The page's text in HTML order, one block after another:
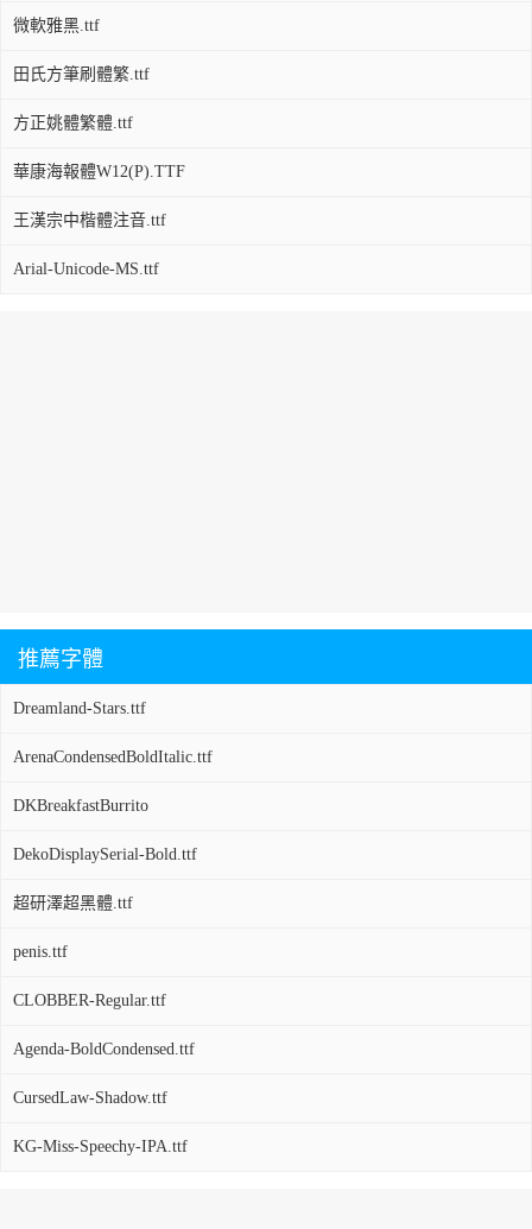
微軟雅黑.ttf
田氏方筆刷體繁.ttf
方正姚體繁體.ttf
華康海報體W12(P).TTF
王漢宗中楷體注音.ttf
Arial-Unicode-MS.ttf
推薦字體
Dreamland-Stars.ttf
ArenaCondensedBoldItalic.ttf
DKBreakfastBurrito
DekoDisplaySerial-Bold.ttf
超研澤超黑體.ttf
penis.ttf
CLOBBER-Regular.ttf
Agenda-BoldCondensed.ttf
CursedLaw-Shadow.ttf
KG-Miss-Speechy-IPA.ttf